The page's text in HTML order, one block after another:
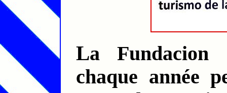
La Fundacion "Minuano*Puede" organise
chaque année